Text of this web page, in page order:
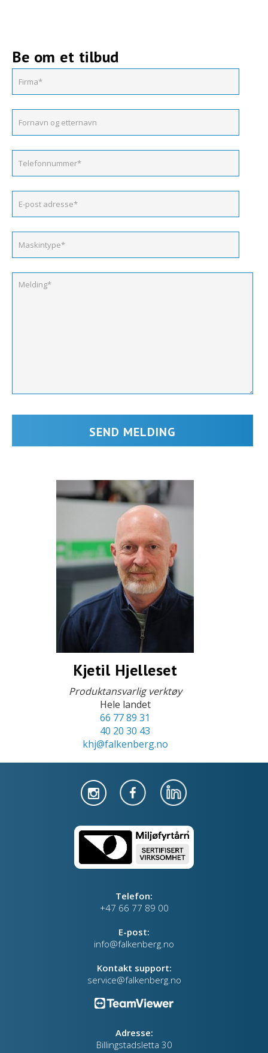
Be om et tilbud
Kjetil Hjelleset
Produktansvarlig verktøy
Hele landet
66 77 89 31
40 20 30 43
khj@falkenberg.no
Telefon:
+47 66 77 89 00
E-post:
info@falkenberg.no
Kontakt support:
service@falkenberg.no
Adresse:
Billingstadsletta 30